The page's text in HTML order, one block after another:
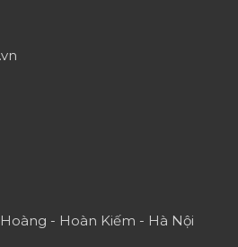
- Hoàn Kiếm - Hà Nội